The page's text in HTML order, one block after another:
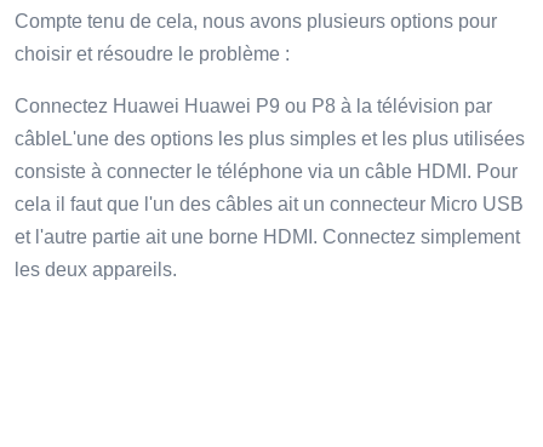
Compte tenu de cela, nous avons plusieurs options pour
choisir et résoudre le problème :
Connectez Huawei Huawei P9 ou P8 à la télévision par
câbleL'une des options les plus simples et les plus utilisées
consiste à connecter le téléphone via un câble HDMI. Pour
cela il faut que l'un des câbles ait un connecteur Micro USB
et l'autre partie ait une borne HDMI. Connectez simplement
les deux appareils.